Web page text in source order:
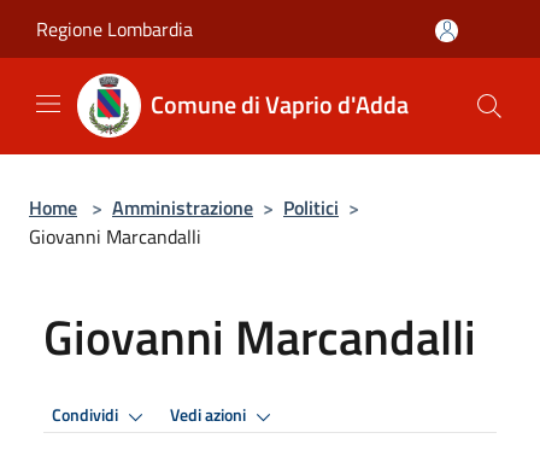
Regione Lombardia
Comune di Vaprio d'Adda
Home > Amministrazione > Politici >
Giovanni Marcandalli
Giovanni Marcandalli
Condividi Vedi azioni